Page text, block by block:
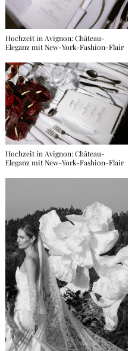
Hochzeit in Avignon: Château-
Eleganz mit New-York-Fashion-Flair
Hochzeit in Avignon: Château-
Eleganz mit New-York-Fashion-Flair